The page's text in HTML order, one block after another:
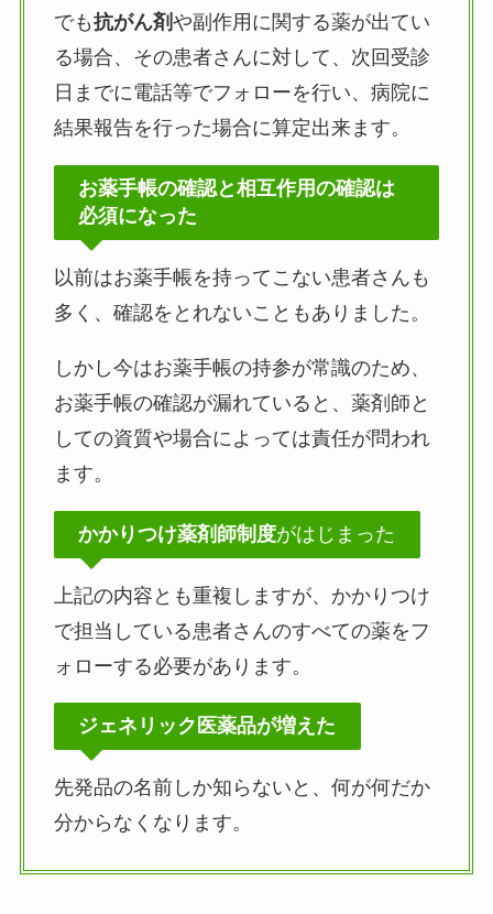
でも抗がん剤や副作用に関する薬が出てい
る場合、その患者さんに対して、次回受診
日までに電話等でフォローを行い、病院に
結果報告を行った場合に算定出来ます。
お薬手帳の確認と相互作用の確認は
必須になった
以前はお薬手帳を持ってこない患者さんも
多く、確認をとれないこともありました。
しかし今はお薬手帳の持参が常識のため、
お薬手帳の確認が漏れていると、薬剤師と
しての資質や場合によっては責任が問われ
ます。
かかりつけ薬剤師制度がはじまった
上記の内容とも重複しますが、かかりつけ
で担当している患者さんのすべての薬をフ
ォローする必要があります。
ジェネリック医薬品が増えた
先発品の名前しか知らないと、何が何だか
分からなくなります。